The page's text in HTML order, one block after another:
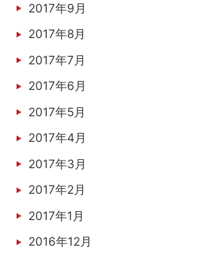
2017年9月
2017年8月
2017年7月
2017年6月
2017年5月
2017年4月
2017年3月
2017年2月
2017年1月
2016年12月